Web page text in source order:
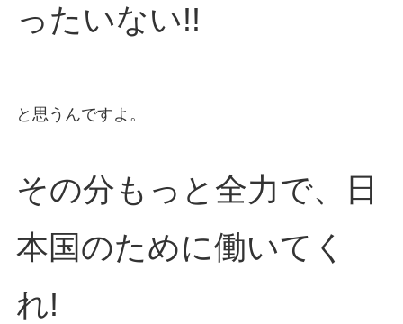
ったいない!!
と思うんですよ。
その分もっと全力で、日
本国のために働いてく
れ!